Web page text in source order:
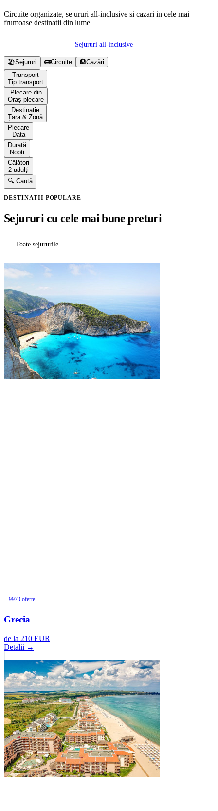
Circuite organizate, sejururi all-inclusive si cazari in cele mai
frumoase destinatii din lume.
Sejururi all-inclusive
🏖️Sejururi 🚌Circuite 🏨Cazări
Transport
Tip transport
Plecare din
Oraș plecare
Destinație
Țara & Zonă
Plecare
Data
Durată
Nopți
Călători
2 adulți
🔍 Caută
DESTINATII POPULARE
Sejururi cu cele mai bune preturi
Toate sejururile
9970 oferte
Grecia
de la 210 EUR
Detalii →